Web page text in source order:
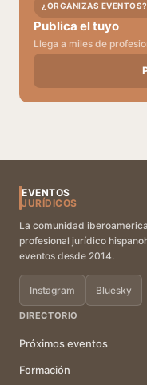
¿ORGANIZAS EVENTOS?
Publica el tuyo
Llega a miles de
EVENTOS
JURÍDICOS
La comunidad
profesional jurídico
eventos desde 2014.
Instagram Bluesky
DIRECTORIO
Próximos eventos
Formación